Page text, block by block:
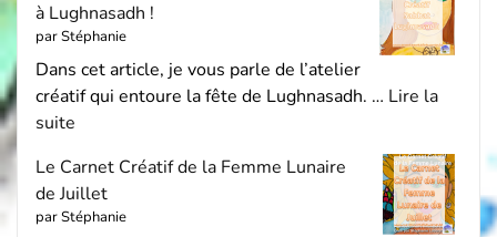
à Lughnasadh !
par Stéphanie
Dans cet article, je vous parle de l’atelier
créatif qui entoure la fête de Lughnasadh. … Lire la
suite
Le Carnet Créatif de la Femme Lunaire
de Juillet
par Stéphanie